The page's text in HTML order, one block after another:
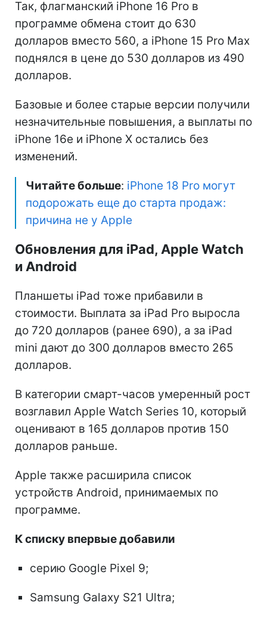
Так, флагманский iPhone 16 Pro в
программе обмена стоит до 630
долларов вместо 560, а iPhone 15 Pro Max
поднялся в цене до 530 долларов из 490
долларов.
Базовые и более старые версии получили
незначительные повышения, а выплаты по
iPhone 16e и iPhone X остались без
изменений.
Читайте больше: iPhone 18 Pro могут
подорожать еще до старта продаж:
причина не у Apple
Обновления для iPad, Apple Watch
и Android
Планшеты iPad тоже прибавили в
стоимости. Выплата за iPad Pro выросла
до 720 долларов (ранее 690), а за iPad
mini дают до 300 долларов вместо 265
долларов.
В категории смарт-часов умеренный рост
возглавил Apple Watch Series 10, который
оценивают в 165 долларов против 150
долларов раньше.
Apple также расширила список
устройств Android, принимаемых по
программе.
К списку впервые добавили
серию Google Pixel 9;
Samsung Galaxy S21 Ultra;